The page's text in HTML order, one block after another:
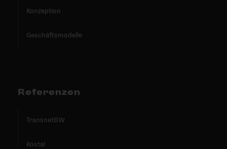
Konzeption
Geschäftsmodelle
Referenzen
TransnetBW
Kostal